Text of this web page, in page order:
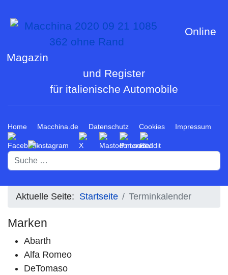
Online
Magazin
und Register
für italienische Automobile
Home Macchina.de Datenschutz Cookies Impressum
Suchen
Aktuelle Seite: Startseite Terminkalender
Marken
Abarth
Alfa Romeo
DeTomaso